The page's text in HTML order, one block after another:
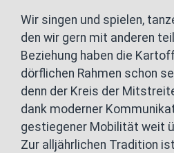
Wir singen und spielen,
den wir gern mit anderen
Beziehung haben die
dörflichen Rahmen schon
denn der Kreis der
dank moderner
gestiegener Mobilität weit
Zur alljährlichen Tradition